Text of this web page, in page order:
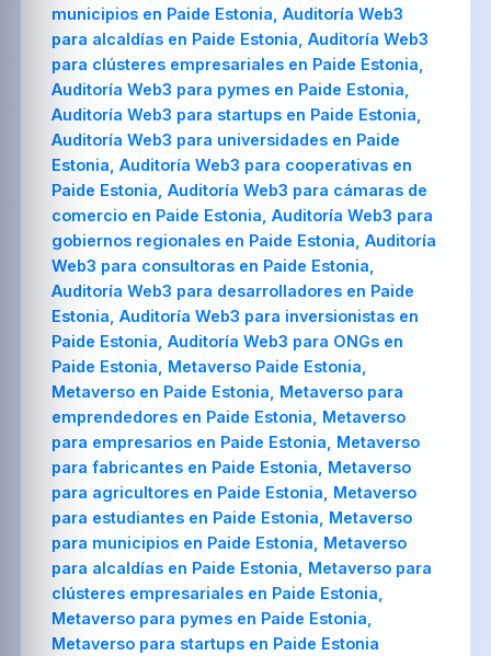
municipios en Paide Estonia, Auditoría Web3
para alcaldías en Paide Estonia, Auditoría Web3
para clústeres empresariales en Paide Estonia,
Auditoría Web3 para pymes en Paide Estonia,
Auditoría Web3 para startups en Paide Estonia,
Auditoría Web3 para universidades en Paide
Estonia, Auditoría Web3 para cooperativas en
Paide Estonia, Auditoría Web3 para cámaras de
comercio en Paide Estonia, Auditoría Web3 para
gobiernos regionales en Paide Estonia, Auditoría
Web3 para consultoras en Paide Estonia,
Auditoría Web3 para desarrolladores en Paide
Estonia, Auditoría Web3 para inversionistas en
Paide Estonia, Auditoría Web3 para ONGs en
Paide Estonia, Metaverso Paide Estonia,
Metaverso en Paide Estonia, Metaverso para
emprendedores en Paide Estonia, Metaverso
para empresarios en Paide Estonia, Metaverso
para fabricantes en Paide Estonia, Metaverso
para agricultores en Paide Estonia, Metaverso
para estudiantes en Paide Estonia, Metaverso
para municipios en Paide Estonia, Metaverso
para alcaldías en Paide Estonia, Metaverso para
clústeres empresariales en Paide Estonia,
Metaverso para pymes en Paide Estonia,
Metaverso para startups en Paide Estonia